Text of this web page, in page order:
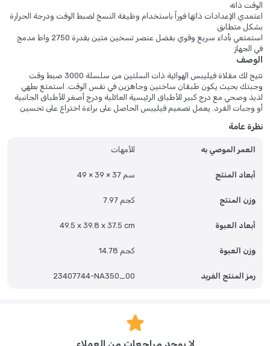
الوقت ذاته
اعتمدي الإعدادات ذاتها فوراً باستخدام وظيفة النسخ لضبط الوقت ودرجة الحرارة
بشكل متطابق
استمتعي بأداء سريع وقوي بفضل عنصر تسخين متين بقدرة 2750 واط مدمج
في الجهاز
الوصف
تتيح لك مقلاة فيليبس الهوائية ذات السلتين من سلسلة 3000 ضبط وقت
وجبتك بحيث يكون طبقان ساخنين وجاهزين في نفس الوقت. استمتع بطهي
لذيذ وصحي مع درج كبير للأطباق الرئيسية العائلية ودرج أصغر للأطباق الجانبية
أو وجبات الفرد. يعمل تصميم فيليبس الحاصل على براءة اختراع على تحسين
النتائج: طعام مقرمش، طري، ومطهو بالتساوي في كل مرة.
وداعًا للتحقق والتخمين. بفضل شاشة اللمس، تحتوي المقلاة الهوائية ذات
والبطاطس المقلية المجمدة، والدجاج، واللحوم، والخضراوات، والأسماك، والكيك،
الزيت تقريبًا، لوجبات صحية دون التنازل عن المذاق.
نظرة عامة
العمر الموصي به للأمهات
أبعاد المنتج 49 × 39 × 37 سم
وزن المنتج 7.97 كجم
أبعاد العبوة 49.5 x 39.8 x 37.5 cm
وزن العبوة 14.78 كجم
رمز المنتج الفريد 23407744-NA350_00